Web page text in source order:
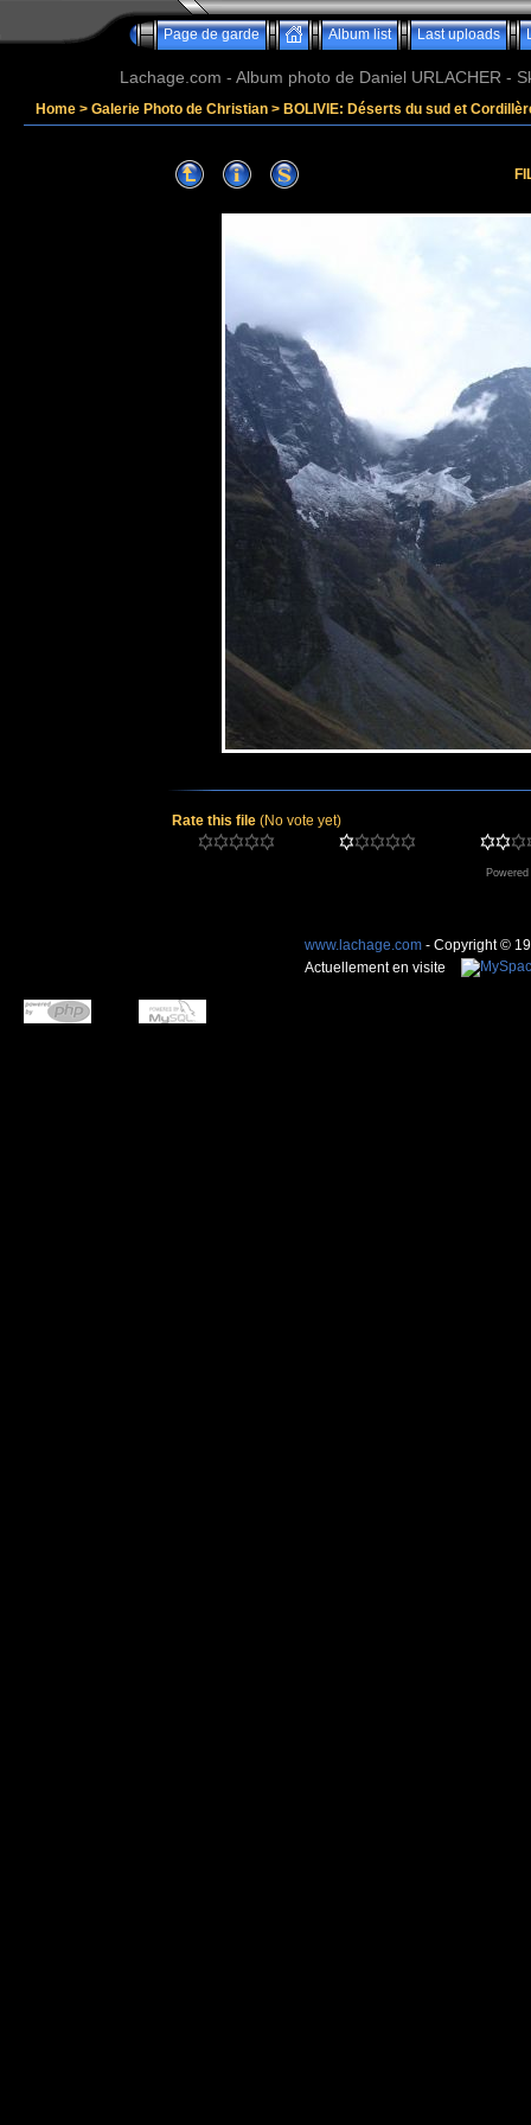
Page de garde Album list Last uploads
Lachage.com - Album photo de Daniel URLACHER -
Home > Galerie Photo de Christian > BOLIVIE: Déserts du sud et
Rate this file (No vote yet)
www.lachage.com - Copyright ©
Actuellement en visite